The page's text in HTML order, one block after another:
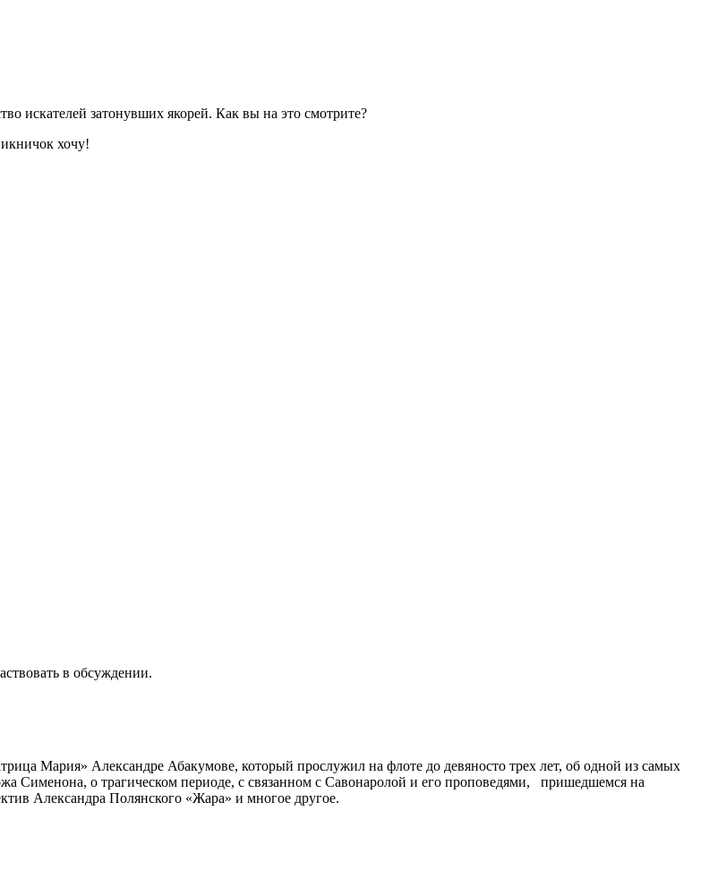
искателей затонувших якорей. Как вы на это смотрите?
хочу!
в обсуждении.
Мария» Александре Абакумове, который прослужил на флоте до девяносто трех лет, об одной из самых
Сименона, о трагическом периоде, с связанном с Савонаролой и его проповедями, пришедшемся на
Александра Полянского «Жара» и многое другое.